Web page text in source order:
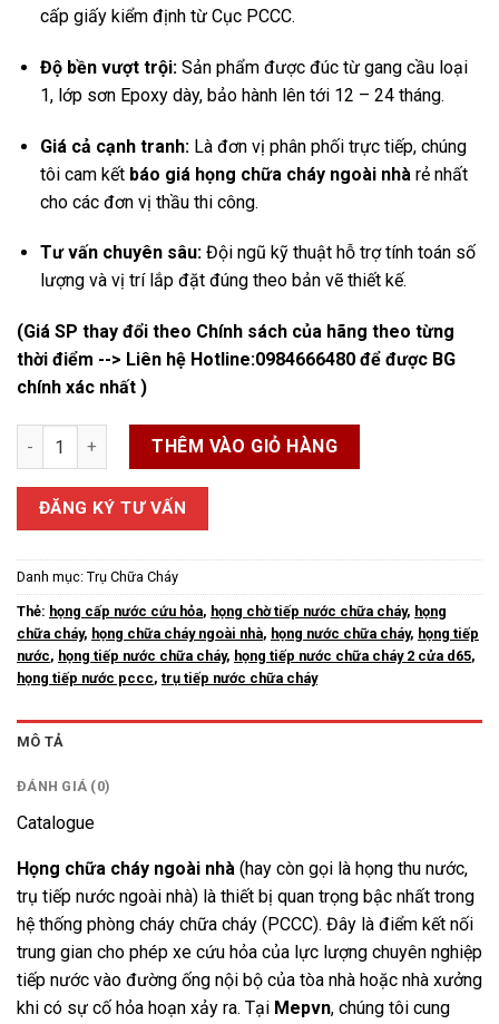
cấp giấy kiểm định từ Cục PCCC.
Độ bền vượt trội:Sản phẩm được đúc từ gang cầu loại
1, lớp sơn Epoxy dày, bảo hành lên tới 12 – 24 tháng.
Giá cả cạnh tranh:Là đơn vị phân phối trực tiếp, chúng
tôi cam kết báo giá họng chữa cháy ngoài nhà rẻ nhất
cho các đơn vị thầu thi công.
Tư vấn chuyên sâu:Đội ngũ kỹ thuật hỗ trợ tính toán số
lượng và vị trí lắp đặt đúng theo bản vẽ thiết kế.
(Giá SP thay đổi theo Chính sách của hãng theo từng
thời điểm --> Liên hệ Hotline:0984666480 để được BG
chính xác nhất )
Họng Chữa Cháy Ngoài Nhà số lượng
THÊM VÀO GIỎ HÀNG
ĐĂNG KÝ TƯ VẤN
Danh mục: Trụ Chữa Cháy
Thẻ: họng cấp nước cứu hỏa, họng chờ tiếp nước chữa cháy, họng
chữa cháy, họng chữa cháy ngoài nhà, họng nước chữa cháy, họng tiếp
nước, họng tiếp nước chữa cháy, họng tiếp nước chữa cháy 2 cửa d65,
họng tiếp nước pccc, trụ tiếp nước chữa cháy
MÔ TẢ
ĐÁNH GIÁ (0)
Catalogue
Họng chữa cháy ngoài nhà (hay còn gọi là họng thu nước,
trụ tiếp nước ngoài nhà) là thiết bị quan trọng bậc nhất trong
hệ thống phòng cháy chữa cháy (PCCC). Đây là điểm kết nối
trung gian cho phép xe cứu hỏa của lực lượng chuyên nghiệp
tiếp nước vào đường ống nội bộ của tòa nhà hoặc nhà xưởng
khi có sự cố hỏa hoạn xảy ra. Tại Mepvn, chúng tôi cung